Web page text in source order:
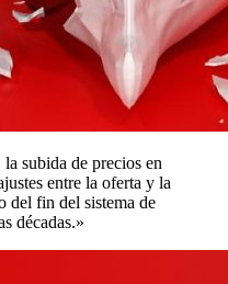
subida de precios en
entre la oferta y la
del fin del sistema de
décadas.»